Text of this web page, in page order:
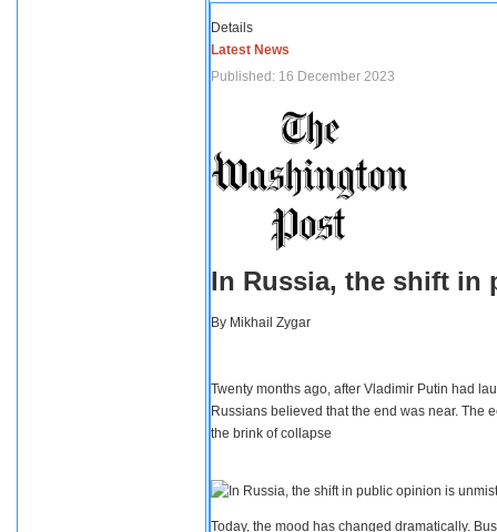
Details
Latest News
Published: 16 December 2023
In Russia, the shift in
By Mikhail Zygar
Twenty months ago, after Vladimir Putin had
Russians believed that the end was near. The
the brink of collapse
Today, the mood has changed dramatically.